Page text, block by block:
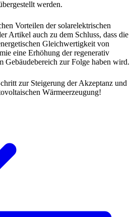
werden.
Vorteilen der solarelektrischen
Artikel auch zu dem Schluss, dass die
Gleichwertigkeit von
eine Erhöhung der regenerativ
Gebäudebereich zur Folge haben wird.
zur Steigerung der Akzeptanz und
Wärmeerzeugung!